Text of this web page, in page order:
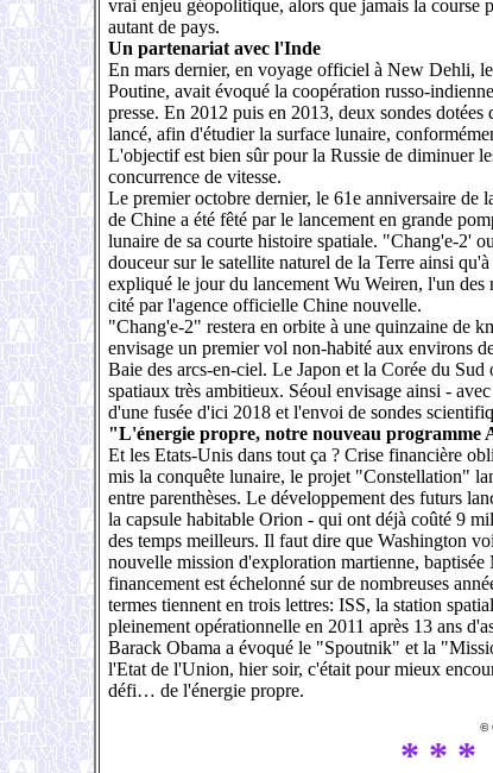
vrai enjeu géopolitique, alors que jamais la course
autant de pays.
Un partenariat avec l'Inde
En mars dernier, en voyage officiel à New Dehli,
Poutine, avait évoqué la coopération russo-
presse. En 2012 puis en 2013, deux sondes dotées
lancé, afin d'étudier la surface lunaire,
L'objectif est bien sûr pour la Russie de diminuer
concurrence de vitesse.
Le premier octobre dernier, le 61e anniversaire de
de Chine a été fêté par le lancement en grande
lunaire de sa courte histoire spatiale. "Chang'e-2'
douceur sur le satellite naturel de la Terre ainsi
expliqué le jour du lancement Wu Weiren, l'un des
cité par l'agence officielle Chine nouvelle.
"Chang'e-2" restera en orbite à une quinzaine de
envisage un premier vol non-habité aux environs
Baie des arcs-en-ciel. Le Japon et la Corée du Sud
spatiaux très ambitieux. Séoul envisage ainsi -
d'une fusée d'ici 2018 et l'envoi de sondes
"L'énergie propre, notre nouveau programme
Et les Etats-Unis dans tout ça ? Crise financière
mis la conquête lunaire, le projet "Constellation"
entre parenthèses. Le développement des futurs
la capsule habitable Orion - qui ont déjà coûté 9
des temps meilleurs. Il faut dire que Washington
nouvelle mission d'exploration martienne,
financement est échelonné sur de nombreuses
termes tiennent en trois lettres: ISS, la station
pleinement opérationnelle en 2011 après 13 ans
Barack Obama a évoqué le "Spoutnik" et la
l'Etat de l'Union, hier soir, c'était pour mieux
défi… de l'énergie propre.
©
* * *